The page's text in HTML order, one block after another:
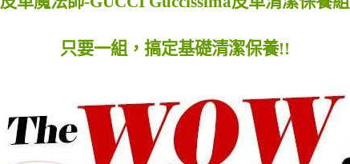
只要一組，搞定基礎清潔保養!!